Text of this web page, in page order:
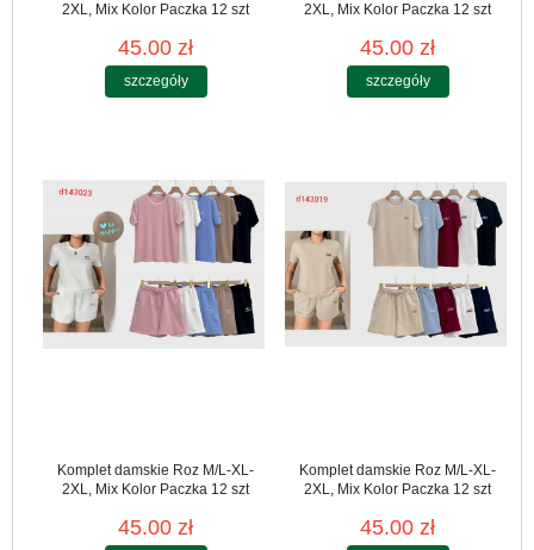
2XL, Mix Kolor Paczka 12 szt
45.00 zł
szczegóły
2XL, Mix Kolor Paczka 12 szt
45.00 zł
szczegóły
Komplet damskie Roz M/L-XL-
2XL, Mix Kolor Paczka 12 szt
45.00 zł
Komplet damskie Roz M/L-XL-
2XL, Mix Kolor Paczka 12 szt
45.00 zł